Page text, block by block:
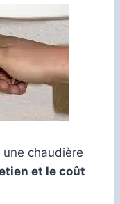
une chaudière
et le coût